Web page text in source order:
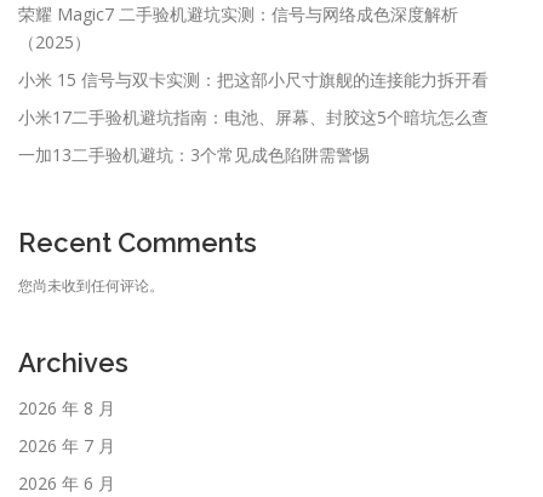
荣耀 Magic7 二手验机避坑实测：信号与网络成色深度解析
（2025）
小米 15 信号与双卡实测：把这部小尺寸旗舰的连接能力拆开看
小米17二手验机避坑指南：电池、屏幕、封胶这5个暗坑怎么查
一加13二手验机避坑：3个常见成色陷阱需警惕
Recent Comments
您尚未收到任何评论。
Archives
2026 年 8 月
2026 年 7 月
2026 年 6 月